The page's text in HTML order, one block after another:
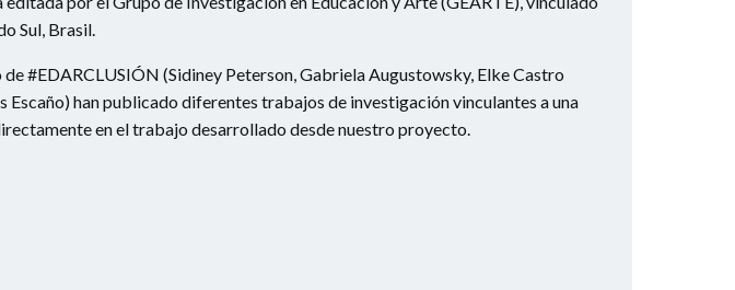
Sul, Brasil.
#EDARCLUSIÓN (Sidiney Peterson, Gabriela Augustowsky, Elke Castro
han publicado diferentes trabajos de investigación vinculantes a una
en el trabajo desarrollado desde nuestro proyecto.